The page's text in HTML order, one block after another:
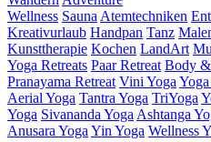
Wellness Sauna Atemtechniken
Kreativurlaub Handpan Tanz
Kunsttherapie Kochen LandArt
Yoga Retreats Paar Retreat Body
Pranayama Retreat Vini Yoga
Aerial Yoga Tantra Yoga TriYoga
Yoga Sivananda Yoga Ashtanga
Anusara Yoga Yin Yoga Wellness